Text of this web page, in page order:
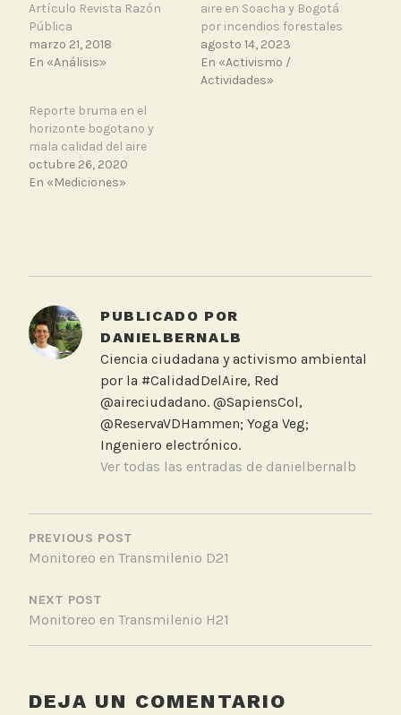
Artículo Revista Razón
Pública
marzo 21, 2018
En «Análisis»
aire en Soacha y Bogotá
por incendios forestales
agosto 14, 2023
En «Activismo /
Actividades»
Reporte bruma en el
horizonte bogotano y
mala calidad del aire
octubre 26, 2020
En «Mediciones»
e
d
d
a
d
i
PUBLICADO POR
DANIELBERNALB
Ciencia ciudadana y activismo ambiental
por la #CalidadDelAire, Red
@aireciudadano. @SapiensCol,
@ReservaVDHammen; Yoga Veg;
Ingeniero electrónico.
Ver todas las entradas de danielbernalb
NAVEGACIÓN
DE
ENTRADAS
PREVIOUS POST
Monitoreo en Transmilenio D21
NEXT POST
Monitoreo en Transmilenio H21
DEJA UN COMENTARIO